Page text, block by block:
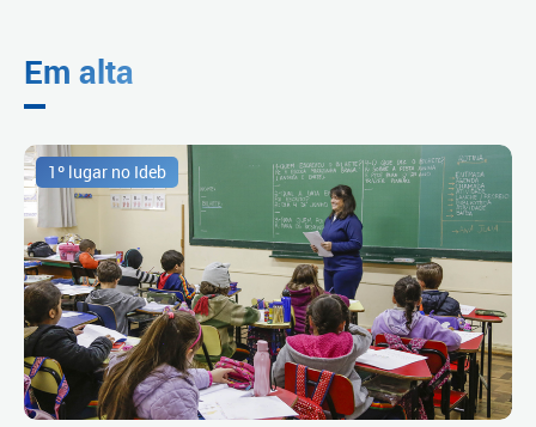
Em alta
1º lugar no Ideb